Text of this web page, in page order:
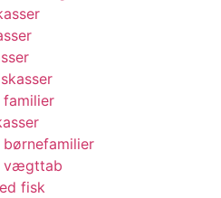
familier
vægttab
fisk